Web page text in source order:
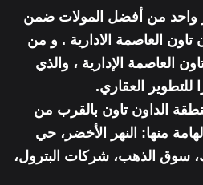
واحد من أفضل المولات ضمن
العاصمة الادارية . و من
العاصمة الإدارية ، والذي
للتطوير العقاري.
الداون تاون بالقرب من
منها: النهر الأخضر، حي
سوق الذهب، شركات البترول،